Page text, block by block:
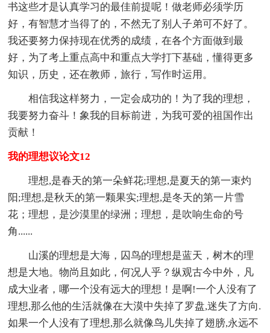
书这些才是认真学习的最佳前提呢！做老师必须学历
好，有智慧才当得了的，不然无了别人子弟可不好了。
我还要努力保持现在优秀的成绩，在各个方面做到最
好，为了考上重点高中和重点大学打下基础，懂得更多
知识，历史，还在教师，旅行，写作时运用。
相信我这样努力，一定会成功的！为了我的理想，
我要努力奋斗！象我的目标前进，为我可爱的祖国作出
贡献！
我的理想议论文12
理想,是春天的第一朵鲜花;理想,是夏天的第一束灼
阳;理想,是秋天的第一颗果实;理想,是冬天的第一片雪
花；理想，是沙漠里的绿洲；理想，是吹响生命的号
角......
山溪的理想是大海，囚鸟的理想是蓝天，树木的理
想是大地。物尚且如此，何况人乎？纵观古今中外，凡
成大业者，哪一个没有远大的理想！是啊!一个人没有了
理想,那么他的生活就像在大漠中失掉了罗盘,迷失了方向.
如果一个人没有了理想,那么就像鸟儿失掉了翅膀,永远不